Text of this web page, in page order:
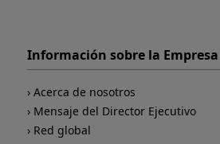
Información sobre la Empresa
Acerca de nosotros
Mensaje del Director Ejecutivo
Red global